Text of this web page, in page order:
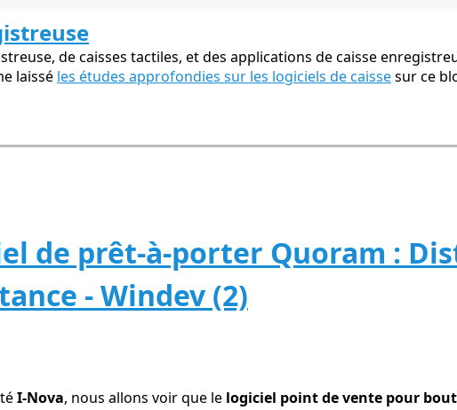
de caisses tactiles, et des applications de caisse
laissé les études approfondies sur les logiciels de caissesur ce
de prêt-à-porter Quoram :
- Windev (2)
I-Nova, nous allons voir que le logiciel point de vente pour